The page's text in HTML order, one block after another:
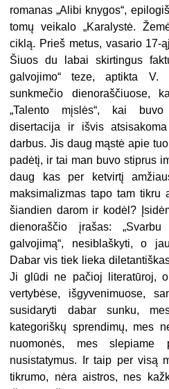
romanas „Alibi knygos“,
tomų veikalo „Karalystė.
ciklą. Prieš metus, vasario 17-
Šiuos du labai skirtingus
galvojimo“ teze, aptikta V.
sunkmečio dienoraščiuose,
„Talento mįslės“, kai buvo
disertacija ir išvis
darbus. Jis daug mąstė apie
padėtį, ir tai man buvo stiprus
daug kas per ketvirtį
maksimalizmas tapo tam tikru
šiandien darom ir kodėl?
dienoraščio įrašas:
galvojimą“, nesiblaškyti, o
Dabar vis tiek lieka
Ji glūdi ne pačioj literatūroj,
vertybėse, išgyvenimuose,
susidaryti dabar sunku,
kategoriškų sprendimų, mes
nuomonės, mes
nusistatymus. Ir taip per visą
tikrumo, nėra aistros, nes